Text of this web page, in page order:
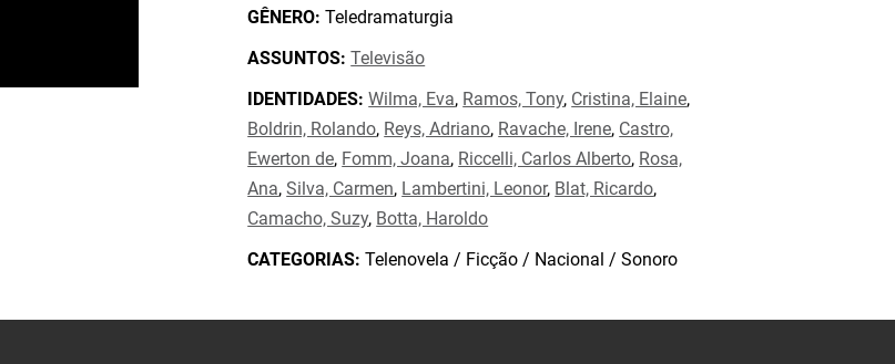
GÊNERO: Teledramaturgia
ASSUNTOS: Televisão
IDENTIDADES: Wilma, Eva, Ramos, Tony, Cristina, Elaine,
Boldrin, Rolando, Reys, Adriano, Ravache, Irene, Castro,
Ewerton de, Fomm, Joana, Riccelli, Carlos Alberto, Rosa,
Ana,Silva, Carmen, Lambertini, Leonor, Blat, Ricardo,
Camacho, Suzy, Botta, Haroldo
CATEGORIAS: Telenovela / Ficção / Nacional / Sonoro